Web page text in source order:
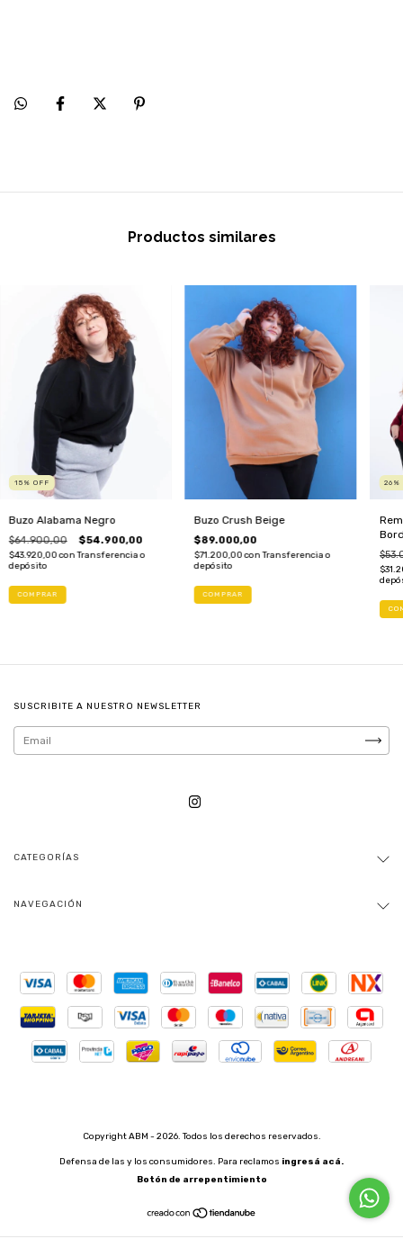
Productos similares
15 % OFF
Buzo Alabama Negro
$64.900,00 $54.900,00
$43.920,00con Transferencia o
depósito
COMPRAR
Buzo Crush Beige
$89.000,00
$71.200,00con Transferencia o
depósito
COMPRAR
26 %
SUSCRIBITE A NUESTRO NEWSLETTER
CATEGORÍAS
NAVEGACIÓN
Copyright ABM - 2026. Todos los derechos reservados.
Defensa de las y los consumidores. Para reclamos ingresá acá.
Botón de arrepentimiento